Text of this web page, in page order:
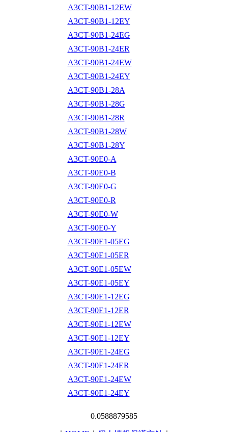
A3CT-90B1-12EW
A3CT-90B1-12EY
A3CT-90B1-24EG
A3CT-90B1-24ER
A3CT-90B1-24EW
A3CT-90B1-24EY
A3CT-90B1-28A
A3CT-90B1-28G
A3CT-90B1-28R
A3CT-90B1-28W
A3CT-90B1-28Y
A3CT-90E0-A
A3CT-90E0-B
A3CT-90E0-G
A3CT-90E0-R
A3CT-90E0-W
A3CT-90E0-Y
A3CT-90E1-05EG
A3CT-90E1-05ER
A3CT-90E1-05EW
A3CT-90E1-05EY
A3CT-90E1-12EG
A3CT-90E1-12ER
A3CT-90E1-12EW
A3CT-90E1-12EY
A3CT-90E1-24EG
A3CT-90E1-24ER
A3CT-90E1-24EW
A3CT-90E1-24EY
0.0588879585